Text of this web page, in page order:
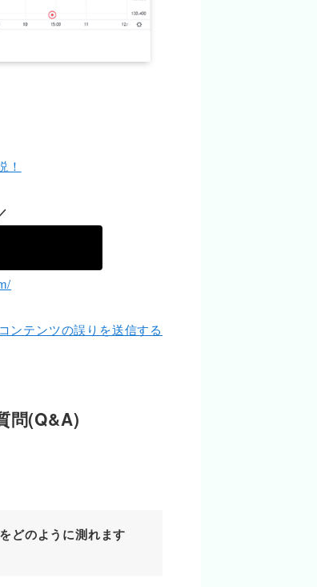
！
コンテンツの誤りを送信する
問(Q&A)
どのように測れます